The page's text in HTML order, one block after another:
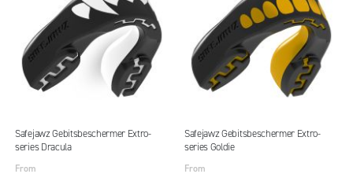
Safejawz Gebitsbeschermer Extro-
series Dracula
From
Safejawz Gebitsbeschermer Extro-
series Goldie
From